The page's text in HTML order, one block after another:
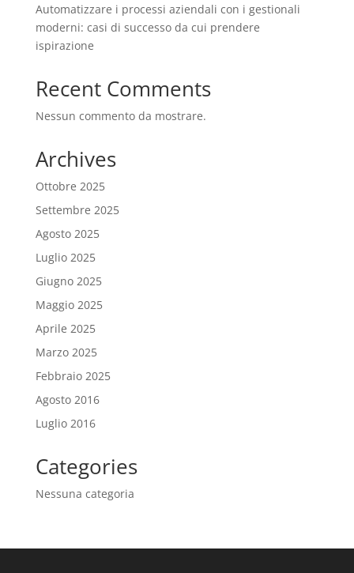
Automatizzare i processi aziendali con i gestionali
moderni: casi di successo da cui prendere
ispirazione
Recent Comments
Nessun commento da mostrare.
Archives
Ottobre 2025
Settembre 2025
Agosto 2025
Luglio 2025
Giugno 2025
Maggio 2025
Aprile 2025
Marzo 2025
Febbraio 2025
Agosto 2016
Luglio 2016
Categories
Nessuna categoria